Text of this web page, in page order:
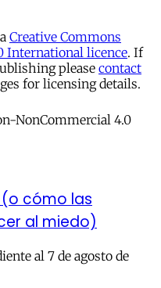
Creative Commons
International licence. If
please contact
for licensing details.
cómo las
al miedo)
al 7 de agosto de